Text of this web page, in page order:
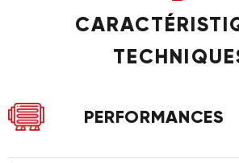
PERFORMANCES